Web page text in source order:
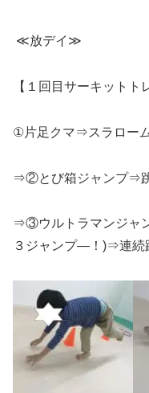
≪放デイ ≫
【１回目サーキットト
①片足クマ⇒スラロー
⇒②とび箱ジャンプ⇒跳
⇒③ウルトラマンジャ
３ジャンプ―！ )⇒連続